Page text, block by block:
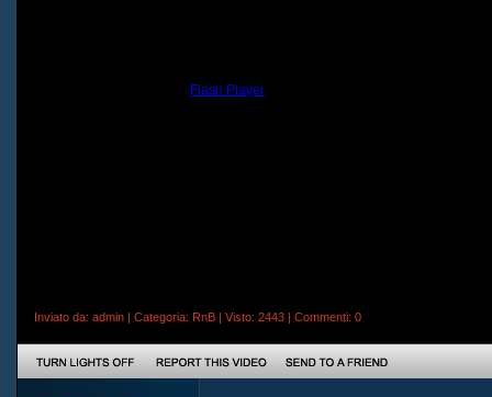
Flash Player
Inviato da: admin | Categoria: RnB | Visto: 2443 | Commenti: 0